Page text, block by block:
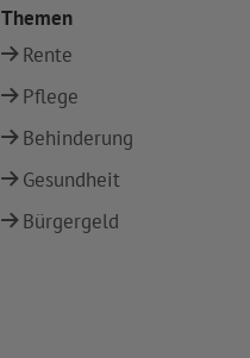
Themen
Rente
Pflege
Behinderung
Gesundheit
Bürgergeld